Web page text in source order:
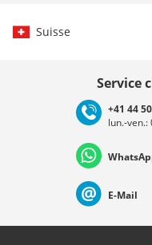
Suisse
Deutschland
Nederland
Service
+41 44
lun.-ven.:
E-Mail